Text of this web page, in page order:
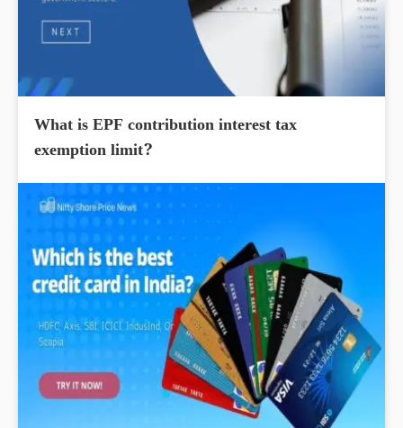
What is EPF contribution interest tax
exemption limit?